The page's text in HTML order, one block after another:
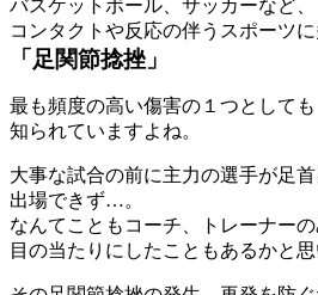
バスケットボール、サッカーなど、
コンタクトや反応の伴うスポーツに
「足関節捻挫」
最も頻度の高い傷害の１つとしても
知られていますよね。
大事な試合の前に主力の選手が足
出場できず…。
なんてこともコーチ、トレーナー
目の当たりにしたこともあるかと思